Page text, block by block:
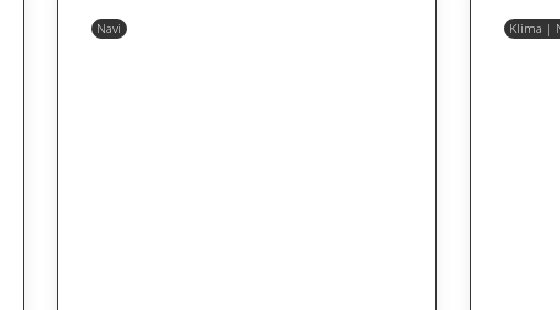
Navi Klima |